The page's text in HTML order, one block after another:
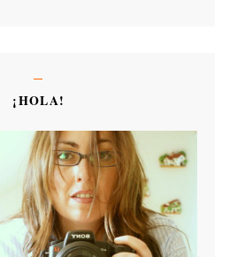
¡HOLA!